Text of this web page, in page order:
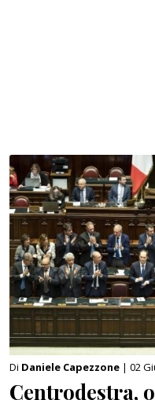
Di Daniele Capezzone | 02
Centrodestra,